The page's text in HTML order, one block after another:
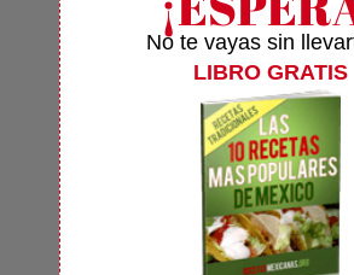
to "Sopa de Elote"
gissel
9 octubre, 2011 at 12:10
:'( eta comida sabe muy mala
hacer algo mas rico y saludable.